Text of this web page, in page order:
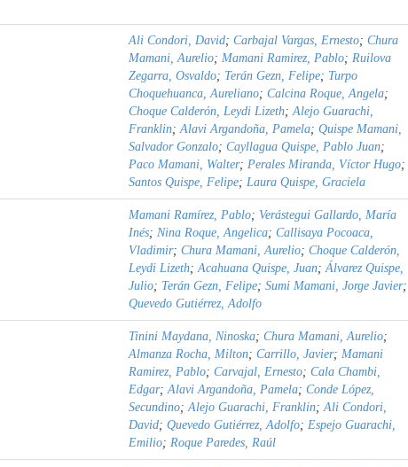
Ali Condori, David; Carbajal Vargas, Ernesto; Chura
Mamani, Aurelio; Mamani Ramirez, Pablo; Ruilova
Zegarra, Osvaldo; Terán Gezn, Felipe; Turpo
Choquehuanca, Aureliano; Calcina Roque, Angela;
Choque Calderón, Leydi Lizeth;Alejo Guarachi,
Franklin;Alavi Argandoña, Pamela; Quispe Mamani,
Salvador Gonzalo; Cayllagua Quispe, Pablo Juan;
Paco Mamani, Walter; Perales Miranda, Víctor Hugo;
Santos Quispe, Felipe; Laura Quispe, Graciela
Mamani Ramírez, Pablo; Verástegui Gallardo, María
Inés; Nina Roque, Angelica; Callisaya Pocoaca,
Vladimir; Chura Mamani, Aurelio; Choque Calderón,
Leydi Lizeth;Acahuana Quispe, Juan;Álvarez Quispe,
Julio; Terán Gezn, Felipe; Sumi Mamani, Jorge Javier;
Quevedo Gutiérrez, Adolfo
Tinini Maydana, Ninoska; Chura Mamani, Aurelio;
Almanza Rocha, Milton; Carrillo, Javier; Mamani
Ramirez, Pablo; Carvajal, Ernesto; Cala Chambi,
Edgar;Alavi Argandoña, Pamela; Conde López,
Secundino;Alejo Guarachi, Franklin;Ali Condori,
David; Quevedo Gutiérrez, Adolfo; Espejo Guarachi,
Emilio; Roque Paredes, Raúl